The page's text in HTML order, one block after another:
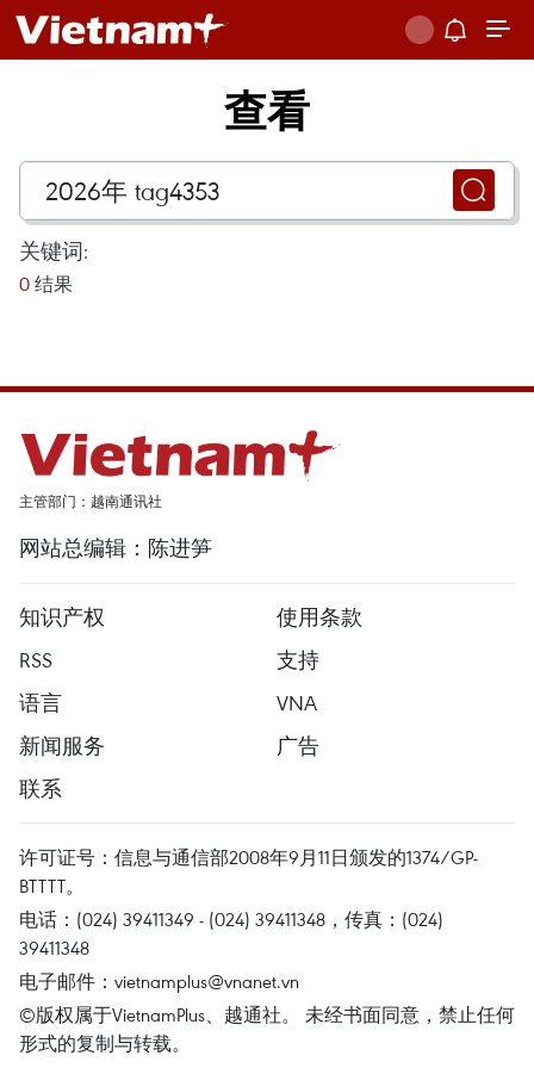
查看
关键词:
0 结果
主管部门：越南通讯社
网站总编辑：陈进笋
知识产权
使用条款
RSS
支持
语言
VNA
新闻服务
广告
联系
许可证号：信息与通信部2008年9月11日颁发的1374/GP-
BTTTT。
电话：(024) 39411349 - (024) 39411348，传真：(024)
39411348
电子邮件： vietnamplus@vnanet.vn
©版权属于VietnamPlus、越通社。 未经书面同意，禁止任何
形式的复制与转载。